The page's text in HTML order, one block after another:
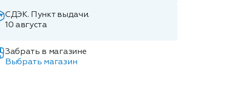
СДЭК. Пункт выдачи.
10 августа
Забрать в магазине
Выбрать магазин